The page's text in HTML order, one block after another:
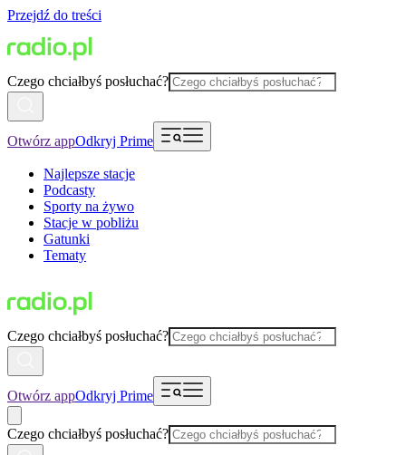
Przejdź do treści
Czego chciałbyś posłuchać?
Otwórz appOdkryj Prime
Najlepsze stacje
Podcasty
Sporty na żywo
Stacje w pobliżu
Gatunki
Tematy
Czego chciałbyś posłuchać?
Otwórz appOdkryj Prime
Czego chciałbyś posłuchać?